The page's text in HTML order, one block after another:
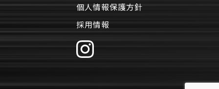
個人情報保護方針
採用情報